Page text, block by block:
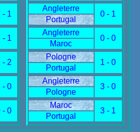
- 1
- 1
- 2
- 0
- 0
Angleterre
0 - 1
Portugal
Angleterre
0 - 0
Maroc
Pologne
1 - 0
Portugal
Angleterre
3 - 0
Pologne
Maroc
3 - 1
Portugal